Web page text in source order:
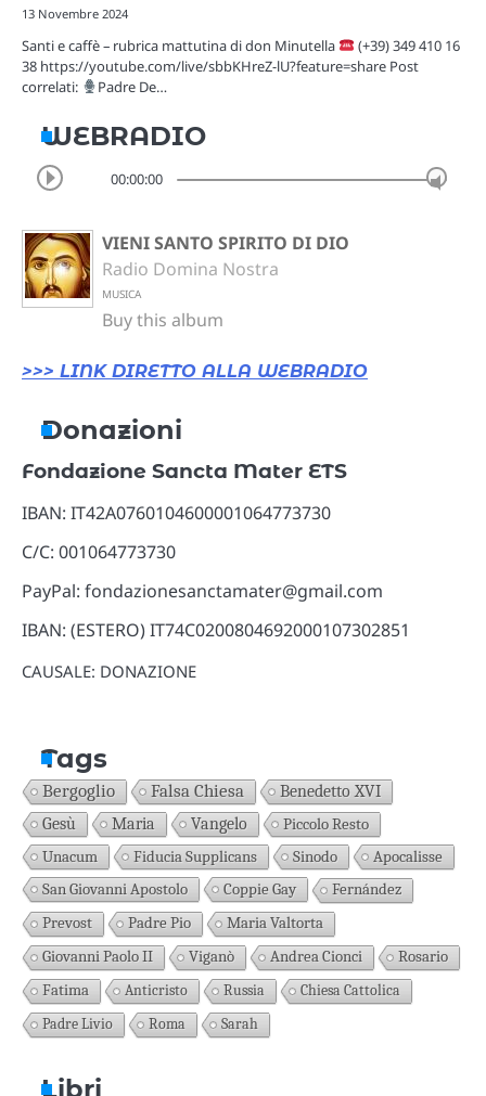
13 Novembre 2024
Santi e caffè – rubrica mattutina di don Minutella
(+39) 349 410 16
38 https://youtube.com/live/sbbKHreZ-lU?feature=share Post
correlati:
Padre De…
WEBRADIO
00:00:00
VIENI SANTO SPIRITO DI DIO
Radio Domina Nostra
MUSICA
Buy this album
>>> LINK DIRETTO ALLA WEBRADIO
Donazioni
Fondazione Sancta Mater ETS
IBAN: IT42A0760104600001064773730
C/C: 001064773730
PayPal: fondazionesanctamater@gmail.com
IBAN: (ESTERO) IT74C0200804692000107302851
CAUSALE: DONAZIONE
Tags
Bergoglio Falsa Chiesa Benedetto XVI
Gesù Maria Vangelo
Piccolo Resto
Unacum
Fiducia Supplicans Sinodo
Apocalisse
San Giovanni Apostolo
Coppie Gay
Fernández
Prevost
Padre Pio
Maria Valtorta
Giovanni Paolo II
Viganò Andrea Cionci
Rosario
Fatima
Anticristo Russia
Chiesa Cattolica
Padre Livio
Roma Sarah
Libri